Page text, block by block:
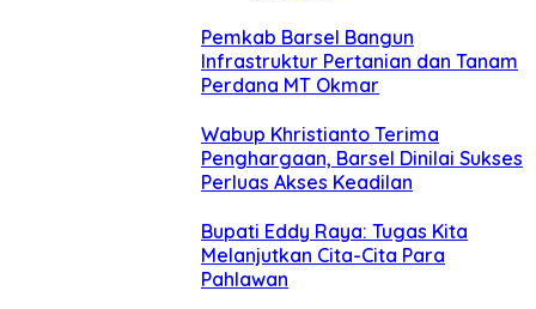
Pemkab Barsel Bangun
Infrastruktur Pertanian dan Tanam
Perdana MT Okmar
Wabup Khristianto Terima
Penghargaan, Barsel Dinilai Sukses
Perluas Akses Keadilan
Bupati Eddy Raya: Tugas Kita
Melanjutkan Cita-Cita Para
Pahlawan